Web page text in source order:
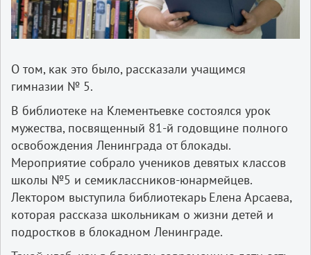
О том, как это было, рассказали учащимся
гимназии № 5.
В библиотеке на Клементьевке состоялся урок
мужества, посвященный 81-й годовщине полного
освобождения Ленинграда от блокады.
Мероприятие собрало учеников девятых классов
школы №5 и семиклассников-юнармейцев.
Лектором выступила библиотекарь Елена Арсаева,
которая рассказа школьникам о жизни детей и
подростков в блокадном Ленинграде.